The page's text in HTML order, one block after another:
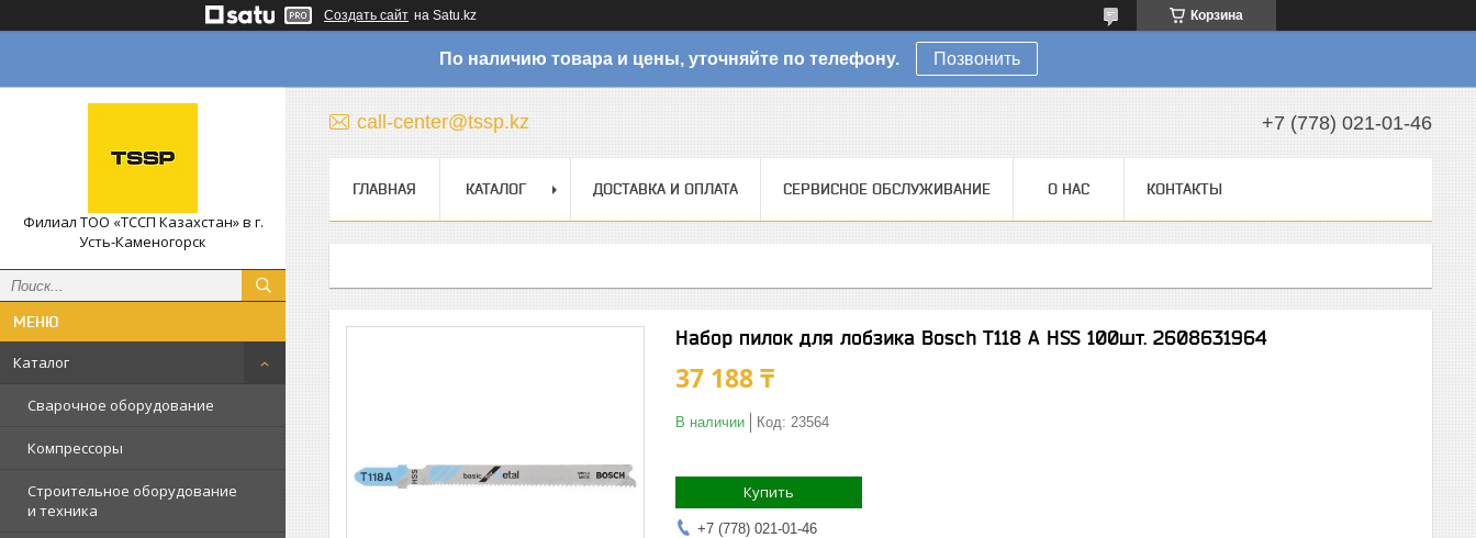
Создать сайт на Satu.kz Корзина
По наличию товара и цены, уточняйте по телефону. Позвонить
Филиал ТОО «ТССП Казахстан» в г.
Усть-Каменогорск
Каталог
Сварочное оборудование
Компрессоры
Строительное оборудование
и техника
call-center@tssp.kz +7 (778) 021-01-46
ГЛАВНАЯ КАТАЛОГ ДОСТАВКА И ОПЛАТА СЕРВИСНОЕ ОБСЛУЖИВАНИЕ О НАС КОНТАКТЫ
Набор пилок для лобзика Bosch T118 А HSS 100шт. 2608631964
37 188 ₸
В наличии Код: 23564
Купить
+7 (778) 021-01-46